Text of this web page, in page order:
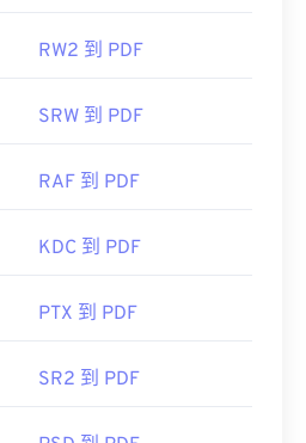
RW2 到 PDF
SRW 到 PDF
RAF 到 PDF
KDC 到 PDF
PTX 到 PDF
SR2 到 PDF